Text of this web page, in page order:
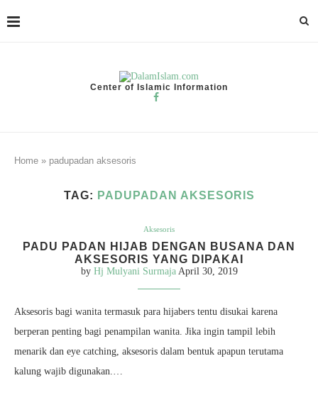
Center of Islamic Information
Home » padupadan aksesoris
TAG: PADUPADAN AKSESORIS
Aksesoris
PADU PADAN HIJAB DENGAN BUSANA DAN
AKSESORIS YANG DIPAKAI
by Hj Mulyani Surmaja April 30, 2019
Aksesoris bagi wanita termasuk para hijabers tentu disukai karena
berperan penting bagi penampilan wanita. Jika ingin tampil lebih
menarik dan eye catching, aksesoris dalam bentuk apapun terutama
kalung wajib digunakan.…